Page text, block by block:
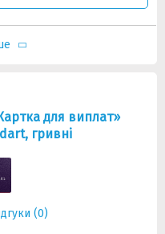
для виплат»
гривні
(0)